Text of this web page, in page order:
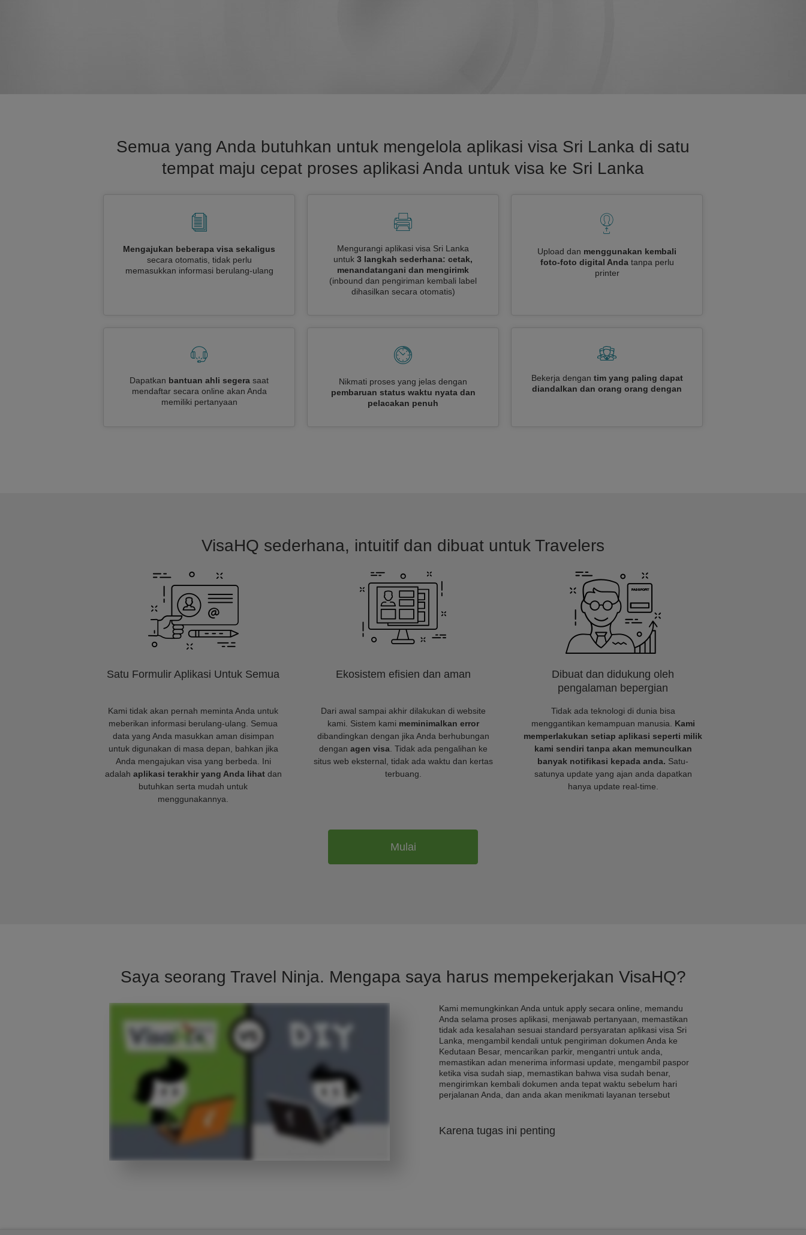
Semua yang Anda butuhkan untuk mengelola aplikasi visa Sri Lanka di satu
tempat maju cepat proses aplikasi Anda untuk visa ke Sri Lanka
Mengajukan beberapa visa sekaligus
secara otomatis, tidak perlu
memasukkan informasi berulang-ulang
Mengurangi aplikasi visa Sri Lanka
untuk 3 langkah sederhana: cetak,
menandatangani dan mengirimk
(inbound dan pengiriman kembali label
dihasilkan secara otomatis)
Upload dan menggunakan kembali
foto-foto digital Andatanpa perlu
printer
Dapatkan bantuan ahli segera saat
mendaftar secara online akan Anda
memiliki pertanyaan
Nikmati proses yang jelas dengan
pembaruan status waktu nyata dan
pelacakan penuh
Bekerja dengan tim yang paling dapat
diandalkan dan orang orang dengan
VisaHQ sederhana, intuitif dan dibuat untuk Travelers
Satu Formulir Aplikasi Untuk Semua
Kami tidak akan pernah meminta Anda untuk
meberikan informasi berulang-ulang. Semua
data yang Anda masukkan aman disimpan
untuk digunakan di masa depan, bahkan jika
Anda mengajukan visa yang berbeda. Ini
adalah aplikasi terakhir yang Anda lihatdan
butuhkan serta mudah untuk
menggunakannya.
Ekosistem efisien dan aman
Dari awal sampai akhir dilakukan di website
kami. Sistem kami meminimalkan error
dibandingkan dengan jika Anda berhubungan
dengan agen visa. Tidak ada pengalihan ke
situs web eksternal, tidak ada waktu dan kertas
terbuang.
Dibuat dan didukung oleh
pengalaman bepergian
Tidak ada teknologi di dunia bisa
menggantikan kemampuan manusia. Kami
memperlakukan setiap aplikasi seperti milik
kami sendiri tanpa akan memunculkan
banyak notifikasi kepada anda. Satu-
satunya update yang ajan anda dapatkan
hanya update real-time.
Mulai
Saya seorang Travel Ninja. Mengapa saya harus mempekerjakan VisaHQ?
Kami memungkinkan Anda untuk apply secara online, memandu
Anda selama proses aplikasi, menjawab pertanyaan, memastikan
tidak ada kesalahan sesuai standard persyaratan aplikasi visa Sri
Lanka, mengambil kendali untuk pengiriman dokumen Anda ke
Kedutaan Besar, mencarikan parkir, mengantri untuk anda,
memastikan adan menerima informasi update, mengambil paspor
ketika visa sudah siap, memastikan bahwa visa sudah benar,
mengirimkan kembali dokumen anda tepat waktu sebelum hari
perjalanan Anda, dan anda akan menikmati layanan tersebut
Karena tugas ini penting